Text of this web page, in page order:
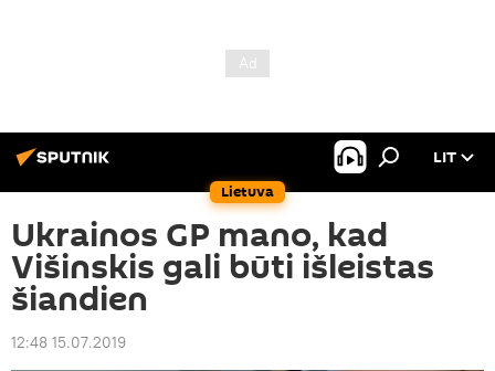
Lietuva
LIT
Ukrainos GP mano, kad
Višinskis gali būti išleistas
šiandien
12:48 15.07.2019